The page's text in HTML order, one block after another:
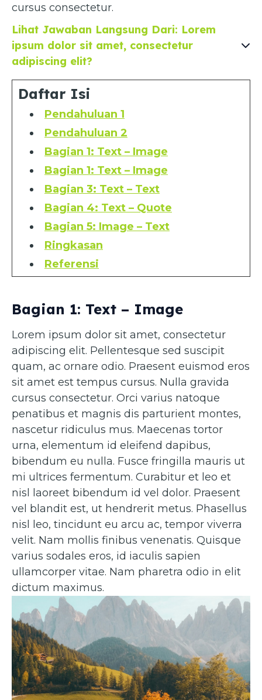
cursus consectetur.
Lihat Jawaban Langsung Dari: Lorem
ipsum dolor sit amet, consectetur
adipiscing elit?
Daftar Isi
Pendahuluan 1
Pendahuluan 2
Bagian 1: Text – Image
Bagian 1: Text – Image
Bagian 3: Text – Text
Bagian 4: Text – Quote
Bagian 5: Image – Text
Ringkasan
Referensi
Bagian 1: Text – Image
Lorem ipsum dolor sit amet, consectetur
adipiscing elit. Pellentesque sed suscipit
quam, ac ornare odio. Praesent euismod eros
sit amet est tempus cursus. Nulla gravida
cursus consectetur. Orci varius natoque
penatibus et magnis dis parturient montes,
nascetur ridiculus mus. Maecenas tortor
urna, elementum id eleifend dapibus,
bibendum eu nulla. Fusce fringilla mauris ut
mi ultrices fermentum. Curabitur et leo et
nisl laoreet bibendum id vel dolor. Praesent
vel blandit est, ut hendrerit metus. Phasellus
nisl leo, tincidunt eu arcu ac, tempor viverra
velit. Nam mollis finibus venenatis. Quisque
varius sodales eros, id iaculis sapien
ullamcorper vitae. Nam pharetra odio in elit
dictum maximus.